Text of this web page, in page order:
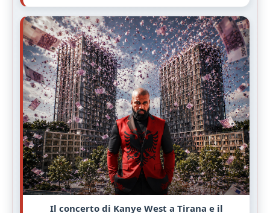
Il concerto di Kanye West a Tirana e il